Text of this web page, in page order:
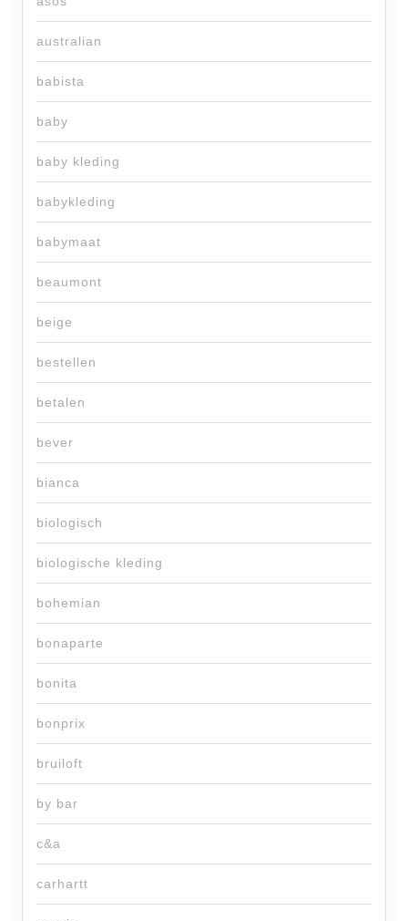
australian
babista
baby
baby kleding
babykleding
babymaat
beaumont
beige
bestellen
betalen
bever
bianca
biologisch
biologische kleding
bohemian
bonaparte
bonita
bonprix
bruiloft
by bar
c&a
carhartt